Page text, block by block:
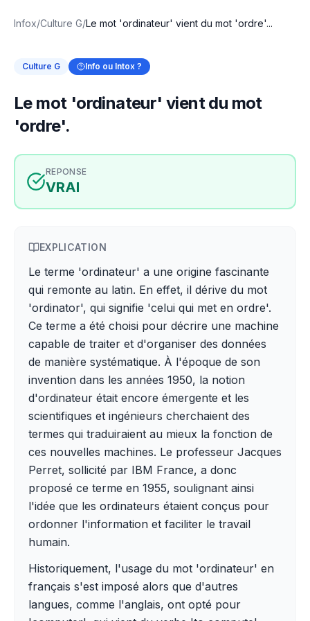
Infox/Culture G/Le mot 'ordinateur' vient du mot 'ordre'...
Culture G Info ou Intox ?
Le mot 'ordinateur' vient du mot
'ordre'.
REPONSE
VRAI
EXPLICATION
Le terme 'ordinateur' a une origine fascinante
qui remonte au latin. En effet, il dérive du mot
'ordinator', qui signifie 'celui qui met en ordre'.
Ce terme a été choisi pour décrire une machine
capable de traiter et d'organiser des données
de manière systématique. À l'époque de son
invention dans les années 1950, la notion
d'ordinateur était encore émergente et les
scientifiques et ingénieurs cherchaient des
termes qui traduiraient au mieux la fonction de
ces nouvelles machines. Le professeur Jacques
Perret, sollicité par IBM France, a donc
proposé ce terme en 1955, soulignant ainsi
l'idée que les ordinateurs étaient conçus pour
ordonner l'information et faciliter le travail
humain.
Historiquement, l'usage du mot 'ordinateur' en
français s'est imposé alors que d'autres
langues, comme l'anglais, ont opté pour